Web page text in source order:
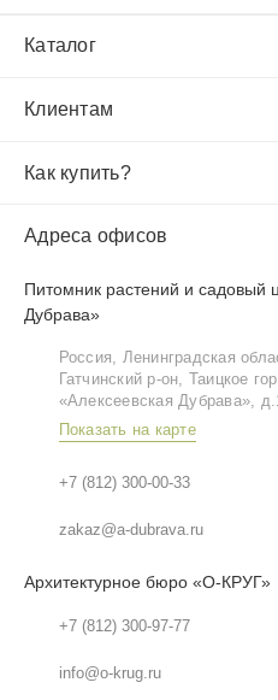
Каталог
Клиентам
Как купить?
Адреса офисов
Питомник растений и садовый
Дубрава»
Россия, Ленинградская
Гатчинский р‑он, Таицкое
«Алексеевская Дубрава»,
Показать на карте
+7 (812) 300-00-33
zakaz@a-dubrava.ru
Архитектурное бюро «О-КРУГ»
+7 (812) 300-97-77
info@o-krug.ru